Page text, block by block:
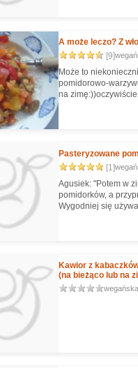
A może leczo? Z
[9]
Może to
pomidorowo-
na
Pasteryzowane
[1]
Agusiek: "Potem w
pomidorków, a
Wygodniej się
Kawior z
(na bieżąco lub na
wegańska